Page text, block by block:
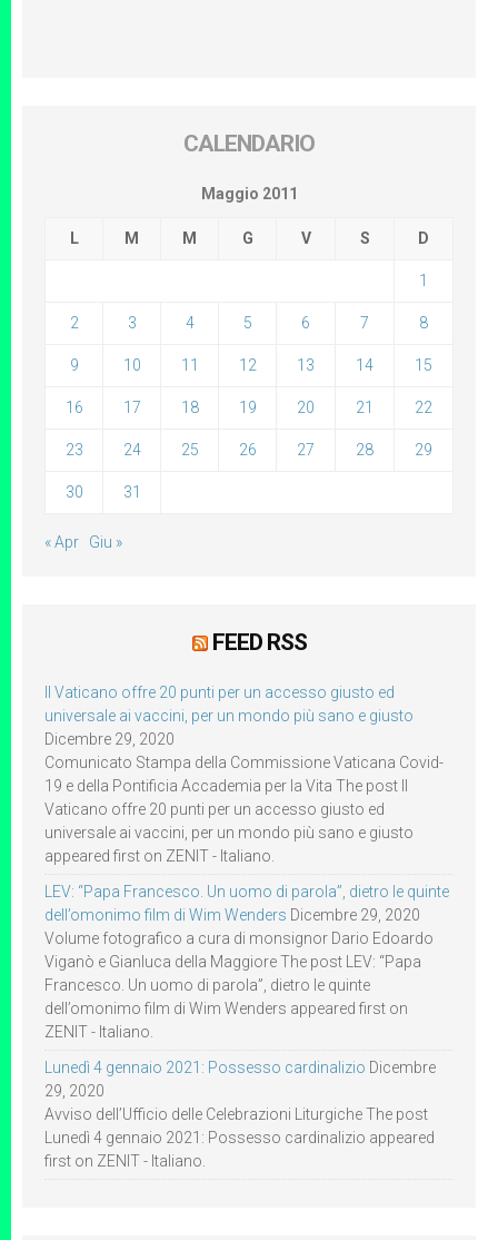
CALENDARIO
Maggio 2011
L M M G V S D
1
2 3 4 5 6 7 8
9 10 11 12 13 14 15
16 17 18 19 20 21 22
23 24 25 26 27 28 29
30 31
« Apr Giu »
FEED RSS
Il Vaticano offre 20 punti per un accesso giusto ed
universale ai vaccini, per un mondo più sano e giusto
Dicembre 29, 2020
Comunicato Stampa della Commissione Vaticana Covid-
19 e della Pontificia Accademia per la Vita The post Il
Vaticano offre 20 punti per un accesso giusto ed
universale ai vaccini, per un mondo più sano e giusto
appeared first on ZENIT - Italiano.
LEV: “Papa Francesco. Un uomo di parola”, dietro le quinte
dell’omonimo film di Wim Wenders Dicembre 29, 2020
Volume fotografico a cura di monsignor Dario Edoardo
Viganò e Gianluca della Maggiore The post LEV: “Papa
Francesco. Un uomo di parola”, dietro le quinte
dell’omonimo film di Wim Wenders appeared first on
ZENIT - Italiano.
Lunedì 4 gennaio 2021: Possesso cardinalizio Dicembre
29, 2020
Avviso dell’Ufficio delle Celebrazioni Liturgiche The post
Lunedì 4 gennaio 2021: Possesso cardinalizio appeared
first on ZENIT - Italiano.